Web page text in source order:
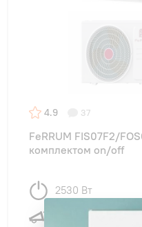
4.9 37
FeRRUM FIS07F2/
комплектом on/off
2530 Вт